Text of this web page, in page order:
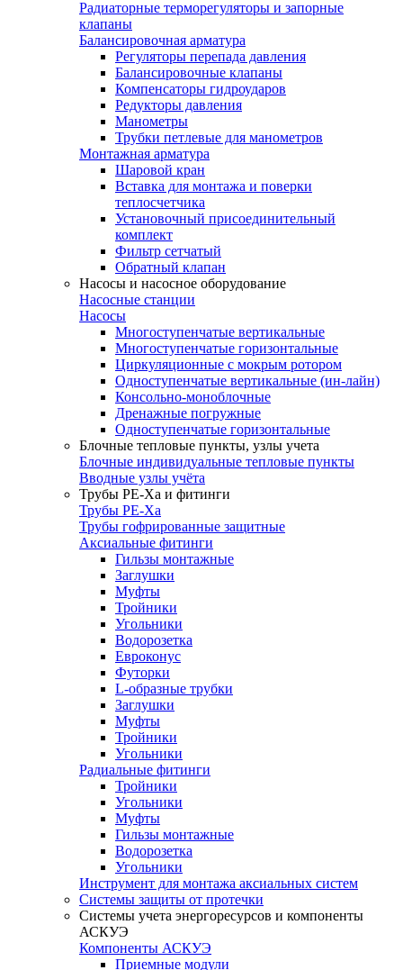
Радиаторные терморегуляторы и запорные
клапаны
Балансировочная арматура
Регуляторы перепада давления
Балансировочные клапаны
Компенсаторы гидроударов
Редукторы давления
Манометры
Трубки петлевые для манометров
Монтажная арматура
Шаровой кран
Вставка для монтажа и поверки
теплосчетчика
Установочный присоединительный
комплект
Фильтр сетчатый
Обратный клапан
Насосы и насосное оборудование
Насосные станции
Насосы
Многоступенчатые вертикальные
Многоступенчатые горизонтальные
Циркуляционные с мокрым ротором
Одноступенчатые вертикальные (ин-лайн)
Консольно-моноблочные
Дренажные погружные
Одноступенчатые горизонтальные
Блочные тепловые пункты, узлы учета
Блочные индивидуальные тепловые пункты
Вводные узлы учёта
Трубы РЕ-Ха и фитинги
Трубы РЕ-Ха
Трубы гофрированные защитные
Аксиальные фитинги
Гильзы монтажные
Заглушки
Муфты
Тройники
Угольники
Водорозетка
Евроконус
Футорки
L-образные трубки
Заглушки
Муфты
Тройники
Угольники
Радиальные фитинги
Тройники
Угольники
Муфты
Гильзы монтажные
Водорозетка
Угольники
Инструмент для монтажа аксиальных систем
Системы защиты от протечки
Системы учета энергоресурсов и компоненты
АСКУЭ
Компоненты АСКУЭ
Приемные модули